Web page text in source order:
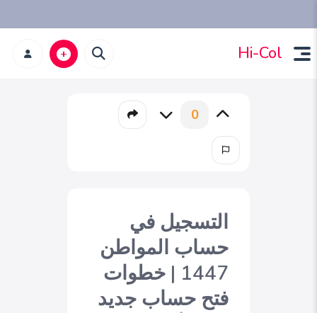
Hi-Col
0
التسجيل في
حساب المواطن
1447 | خطوات
فتح حساب جديد